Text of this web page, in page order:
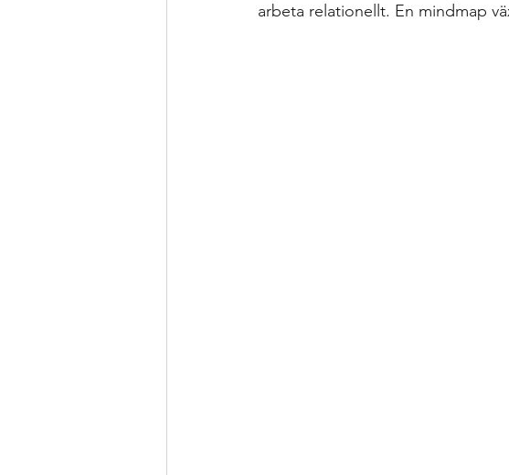
arbeta relationellt. En mindmap